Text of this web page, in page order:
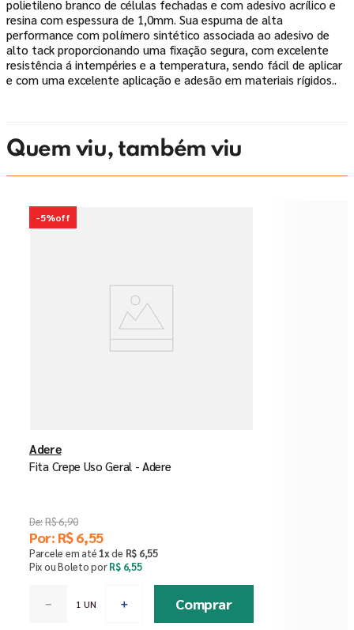
polietileno branco de células fechadas e com adesivo acrílico e
resina com espessura de 1,0mm. Sua espuma de alta
performance com polímero sintético associada ao adesivo de
alto tack proporcionando uma fixação segura, com excelente
resistência á intempéries e a temperatura, sendo fácil de aplicar
e com uma excelente aplicação e adesão em materiais rígidos..
Quem viu, também viu
-5%off
Adere
Fita Crepe Uso Geral - Adere
R$6,90
Por: R$6,55
Parcele em até 1xde R$ 6,55
Pix ou Boleto porR$ 6,55
＋
－ Comprar